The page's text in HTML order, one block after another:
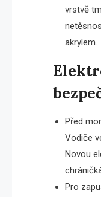
vrstvě
akrylem.
Před
Vodiče
Novou
Pro